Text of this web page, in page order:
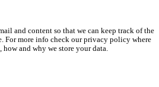
and content so that we can keep track of the
For more info check our privacy policy where
and why we store your data.